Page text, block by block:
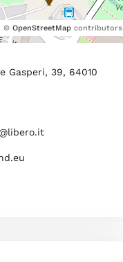
© OpenStreetMapcontributors
Gasperi, 39, 64010